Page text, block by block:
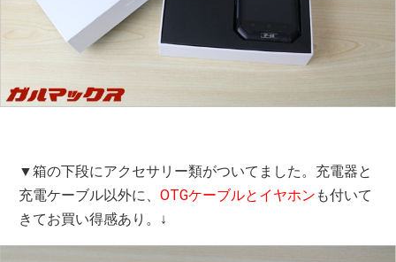
▼箱の下段にアクセサリー類がついてました。充電器と
充電ケーブル以外に、OTGケーブルとイヤホン も付いて
きてお買い得感あり。↓